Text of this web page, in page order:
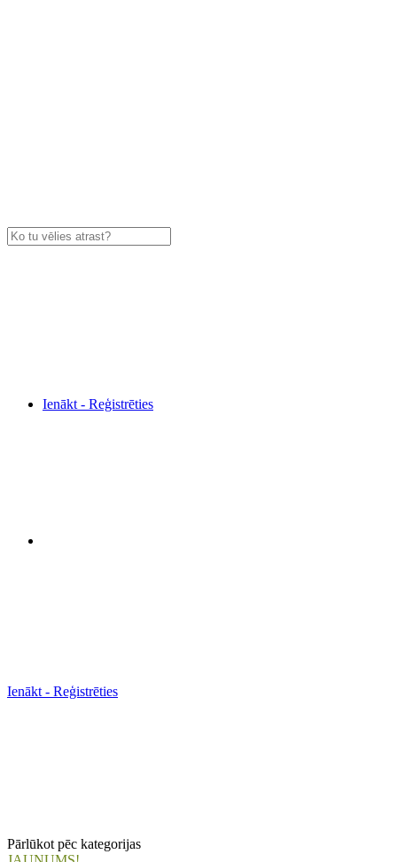
Ienākt - Reģistrēties
Ienākt - Reģistrēties
Pārlūkot pēc kategorijas